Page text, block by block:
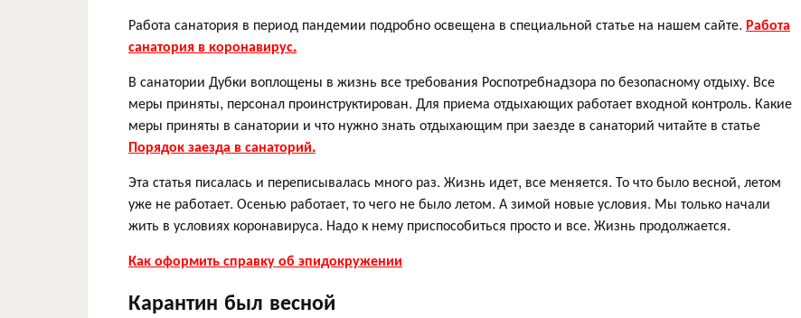
Работа санатория в период пандемии подробно освещена в специальной статье на нашем сайте. Работа
санатория в коронавирус.
В санатории Дубки воплощены в жизнь все требования Роспотребнадзора по безопасному отдыху. Все
меры приняты, персонал проинструктирован. Для приема отдыхающих работает входной контроль. Какие
меры приняты в санатории и что нужно знать отдыхающим при заезде в санаторий читайте в статье
Порядок заезда в санаторий.
Эта статья писалась и переписывалась много раз. Жизнь идет, все меняется. То что было весной, летом
уже не работает. Осенью работает, то чего не было летом. А зимой новые условия. Мы только начали
жить в условиях коронавируса. Надо к нему приспособиться просто и все. Жизнь продолжается.
Как оформить справку об эпидокружении
Карантин был весной